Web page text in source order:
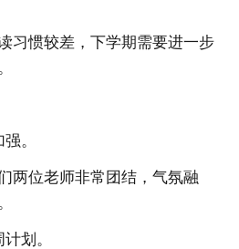
习惯较差，下学期需要进一步
。
两位老师非常团结，气氛融
划。